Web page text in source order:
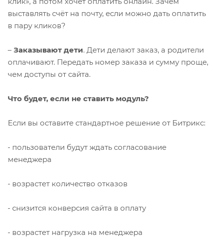
выставлять счёт на почту, если можно дать оплатить
в пару кликов?
– Заказывают дети. Дети делают заказ, а родители
оплачивают. Передать номер заказа и сумму проще,
чем доступы от сайта.
Что будет, если не ставить модуль?
Если вы оставите стандартное решение от Битрикс:
⁃ пользователи будут ждать согласование
менеджера
⁃ возрастет количество отказов
⁃ снизится конверсия сайта в оплату
⁃ возрастет нагрузка на менеджера